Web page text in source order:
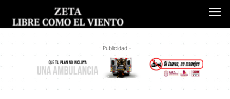
- Publicidad -